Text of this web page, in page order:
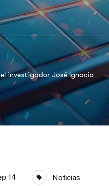
investigador José Ignacio
14 Noticias